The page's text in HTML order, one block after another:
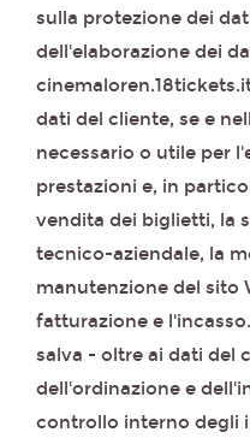
sulla protezione dei
dell'elaborazione dei
dati del cliente, se e
necessario o utile per
prestazioni e, in
vendita dei biglietti, la
tecnico-aziendale, la
manutenzione del sito
fatturazione e
salva - oltre ai dati del
dell'ordinazione e
controllo interno degli